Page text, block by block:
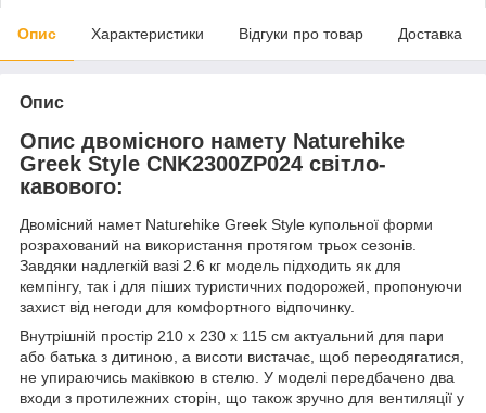
Опис Характеристики Відгуки про товар Доставка
Опис
Опис двомісного намету Naturehike
Greek Style CNK2300ZP024 світло-
кавового:
Двомісний намет Naturehike Greek Style купольної форми
розрахований на використання протягом трьох сезонів.
Завдяки надлегкій вазі 2.6 кг модель підходить як для
кемпінгу, так і для піших туристичних подорожей, пропонуючи
захист від негоди для комфортного відпочинку.
Внутрішній простір 210 х 230 х 115 см актуальний для пари
або батька з дитиною, а висоти вистачає, щоб переодягатися,
не упираючись маківкою в стелю. У моделі передбачено два
входи з протилежних сторін, що також зручно для вентиляції у